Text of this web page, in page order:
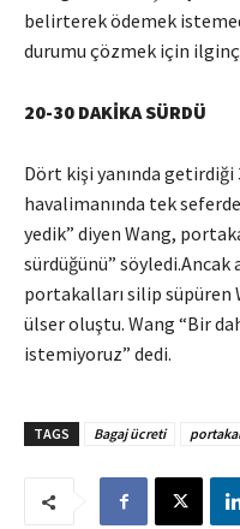
belirterek ödemek
durumu çözmek için
20-30 DAKİKA SÜRDÜ
Dört kişi yanında
havalimanında tek
yedik” diyen Wang,
sürdüğünü”
portakalları silip süpüren
ülser oluştu. Wang “Bir
istemiyoruz” dedi.
TAGS Bagaj ücreti portakal